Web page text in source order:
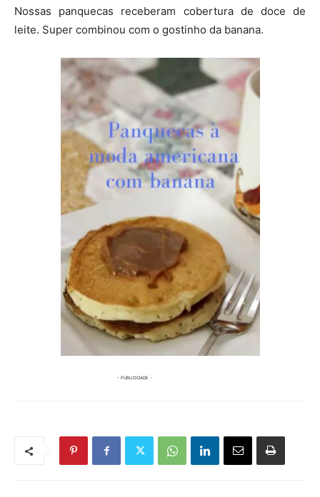
Nossas panquecas receberam cobertura de doce de
leite. Super combinou com o gostinho da banana.